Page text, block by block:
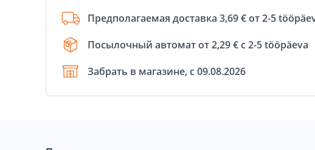
Предполагаемая доставка 3,69 € от 2-5
Посылочный автомат от 2,29 € с 2-5 tööpäeva
Забрать в магазине, с 09.08.2026